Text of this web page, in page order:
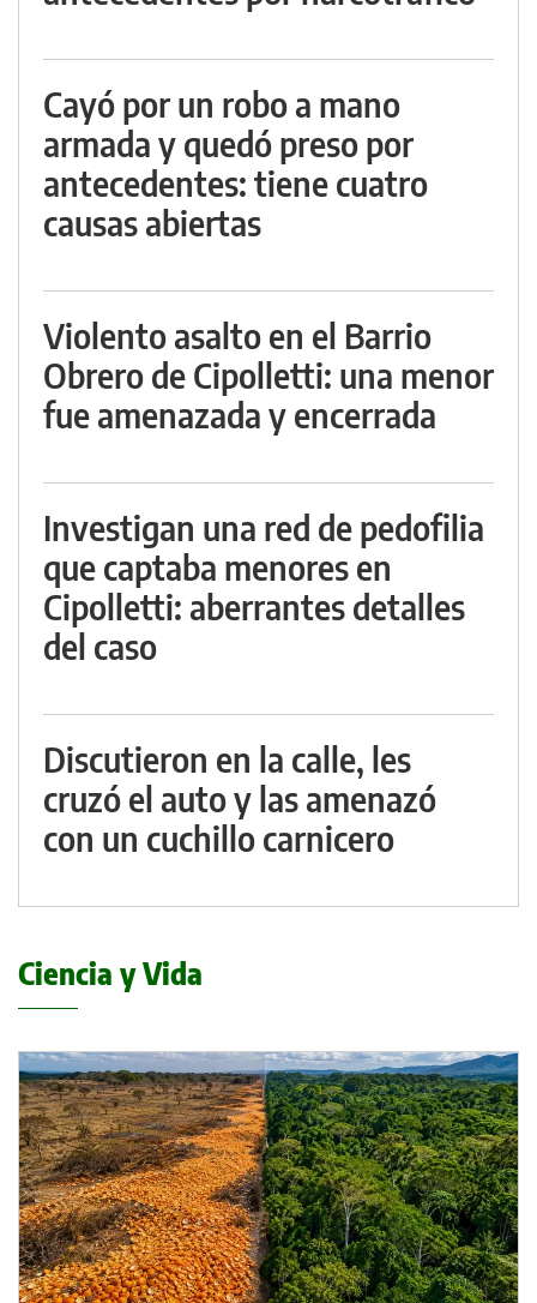
Cayó por un robo a mano
armada y quedó preso por
antecedentes: tiene cuatro
causas abiertas
Violento asalto en el Barrio
Obrero de Cipolletti: una menor
fue amenazada y encerrada
Investigan una red de pedofilia
que captaba menores en
Cipolletti: aberrantes detalles
del caso
Discutieron en la calle, les
cruzó el auto y las amenazó
con un cuchillo carnicero
Ciencia y Vida